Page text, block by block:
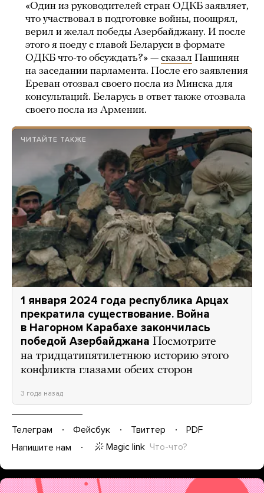
«Один из руководителей стран ОДКБ заявляет,
что участвовал в подготовке войны, поощрял,
верил и желал победы Азербайджану. И после
этого я поеду с главой Беларуси в формате
ОДКБ что-то обсуждать?» — сказал Пашинян
на заседании парламента. После его заявления
Ереван отозвал своего посла из Минска для
консультаций. Беларусь в ответ также отозвала
своего посла из Армении.
ЧИТАЙТЕ ТАКЖЕ
1 января 2024 года республика Арцах
прекратила существование. Война
в Нагорном Карабахе закончилась
победой Азербайджана Посмотрите
на тридцатипятилетнюю историю этого
конфликта глазами обеих сторон
3 года назад
Телеграм Фейсбук Твиттер
PDF
Напишите нам
Magic link Что-что?